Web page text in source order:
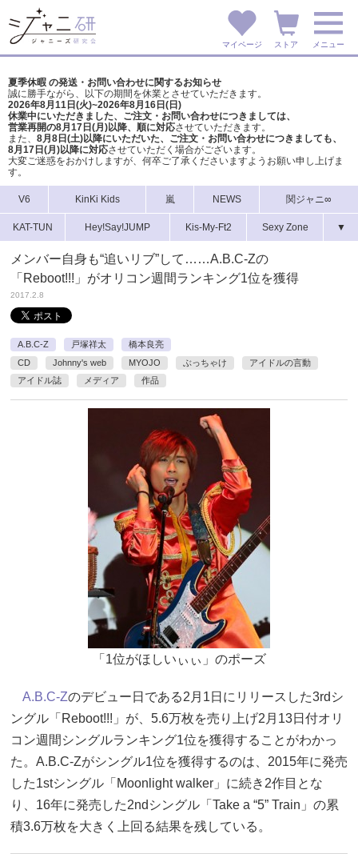
マイページ ストア メニュー
夏季休暇 の発送・お問い合わせに関するお知らせ
誠に勝手ながら、以下の期間を休業とさせていただきます。
2026年8月11日(火)~2026年8月16日(日)
休業中にいただきました、ご注文・お問い合わせにつきましては、
営業再開の8月17日(月)以降、順に対応させていただきます。
また、 8月8日(土)以降にいただいた、ご注文・ お問い合わせにつきましても、
8月17日(月)以降に対応させていただく場合がございます。
大変ご迷惑をおかけしますが、 何卒ご了承くださいますようお願い申し上げま
す。
V6 KinKi Kids 嵐 NEWS 関ジャニ∞
KAT-TUN Hey!Say!JUMP Kis-My-Ft2 Sexy Zone ▼
メンバー自身も“追いリブ”して……A.B.C-Zの
「Reboot!!!」がオリコン週間ランキング1位を獲得
2017.2.8
A.B.C-Z 戸塚祥太
橋本良亮
CD
Johnny's web MYOJO ぶっちゃけ
アイドルの言動
アイドル誌
メディア 作品
「1位がほしいぃぃ」のポーズ
A.B.C-Zのデビュー日である2月1日にリリースした3rdシ
ングル「Reboot!!!」が、5.6万枚を売り上げ2月13日付オリ
コン週間シングルランキング1位を獲得することがわかっ
た。A.B.C-Zがシングル1位を獲得するのは、2015年に発売
した1stシングル「Moonlight walker」に続き2作目とな
り、16年に発売した2ndシングル「Take a “5” Train」の累
積3.6万枚を大きく上回る結果を残している。